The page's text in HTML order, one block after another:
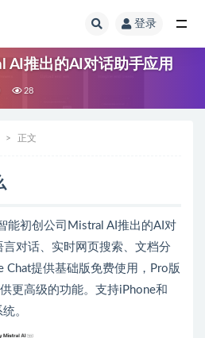
登录
AI推出的AI对话助手应用
28
正文
能初创公司Mistral AI推出的AI对
对话、实时网页搜索、文档分
Chat提供基础版免费使用，Pro版
更高级的功能。支持iPhone和
。